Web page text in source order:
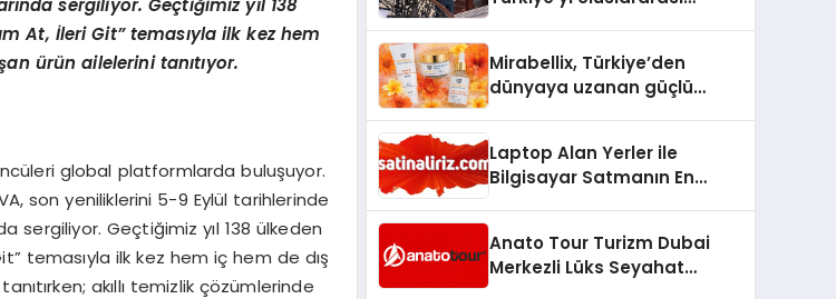
ında sergiliyor. Geçtiğimiz yıl 138
m At, İleri Git”temasıyla ilk kez hem
an ürün ailelerini tanıtıyor.
global platformlarda buluşuyor.
son yeniliklerini 5-9 Eylül tarihlerinde
sergiliyor. Geçtiğimiz yıl 138 ülkeden
temasıyla ilk kez hem iç hem de dış
akıllı temizlik çözümlerinde
Mirabellix, Türkiye’den
dünyaya uzanan güçlü
Laptop Alan Yerler ile
Bilgisayar Satmanın En
Anato Tour Turizm Dubai
Merkezli Lüks Seyahat